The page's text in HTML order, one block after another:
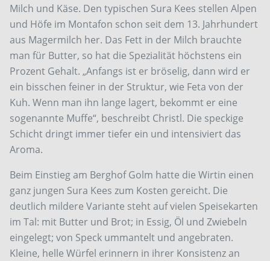
Milch und Käse. Den typischen Sura Kees stellen Alpen
und Höfe im Montafon schon seit dem 13. Jahrhundert
aus Magermilch her. Das Fett in der Milch brauchte
man für Butter, so hat die Spezialität höchstens ein
Prozent Gehalt. „Anfangs ist er bröselig, dann wird er
ein bisschen feiner in der Struktur, wie Feta von der
Kuh. Wenn man ihn lange lagert, bekommt er eine
sogenannte Muffe“, beschreibt Christl. Die speckige
Schicht dringt immer tiefer ein und intensiviert das
Aroma.
Beim Einstieg am Berghof Golm hatte die Wirtin einen
ganz jungen Sura Kees zum Kosten gereicht. Die
deutlich mildere Variante steht auf vielen Speisekarten
im Tal: mit Butter und Brot; in Essig, Öl und Zwiebeln
eingelegt; von Speck ummantelt und angebraten.
Kleine, helle Würfel erinnern in ihrer Konsistenz an